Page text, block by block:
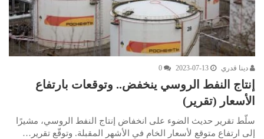
دينا قدري 2023-07-13
0
إنتاج النفط الروسي ينخفض.. وتوقعات بارتفاع
الأسعار (تقرير)
سلّط تقرير حديث الضوء على انخفاض إنتاج النفط الروسي، مشيرًا
إلى ارتفاع متوقع لأسعار الخام في الأشهر المقبلة. وتوقّع تقرير…